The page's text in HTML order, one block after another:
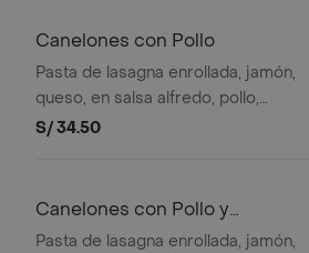
Canelones con Pollo
Pasta de lasagna enrollada, jamón,
queso, en salsa alfredo, pollo,
parmesano y orégano, 3 unidades de
S/ 34.50
Canelones con Pollo y
Champiñon
Pasta de lasagna enrollada, jamón,